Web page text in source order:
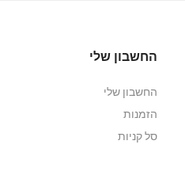
החשבון שלי
החשבון שלי
הזמנות
סל קניות